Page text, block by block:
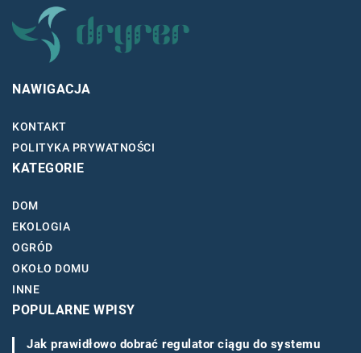
NAWIGACJA
KONTAKT
POLITYKA PRYWATNOŚCI
KATEGORIE
DOM
EKOLOGIA
OGRÓD
OKOŁO DOMU
INNE
POPULARNE WPISY
Jak prawidłowo dobrać regulator ciągu do systemu